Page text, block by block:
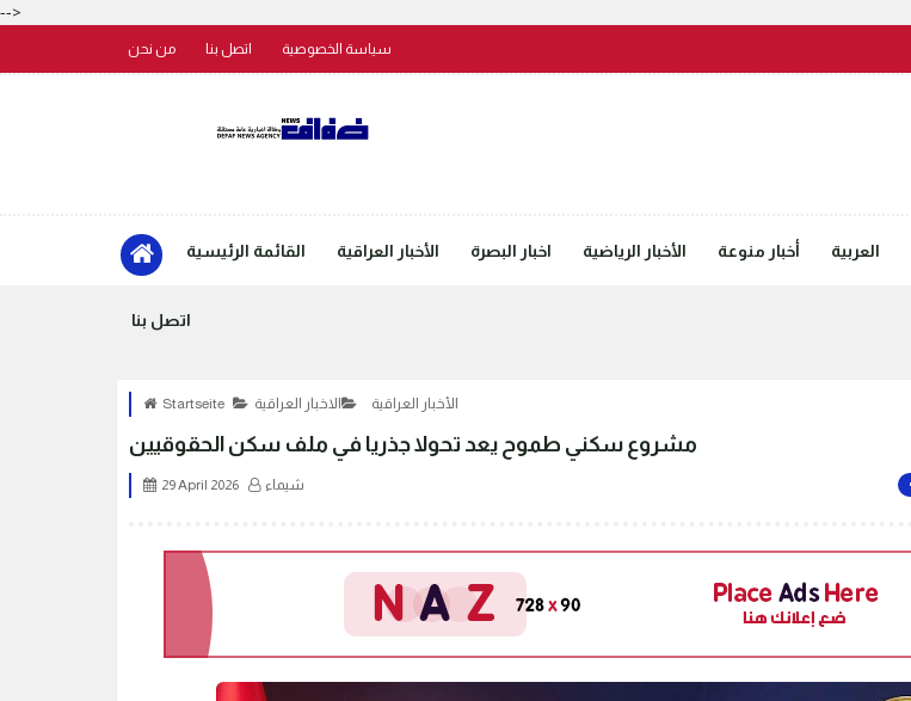
-->
من نحن اتصل بنا سياسة الخصوصية
القائمة الرئيسية الأخبار العراقية اخبار البصرة الأخبار الرياضية أخبار منوعة العربية
اتصل بنا
Startseite الأخبار العراقية الاخبار العراقية
مشروع سكني طموح يعد تحولا جذريا في ملف سكن الحقوقيين
29 April 2026 شيماء